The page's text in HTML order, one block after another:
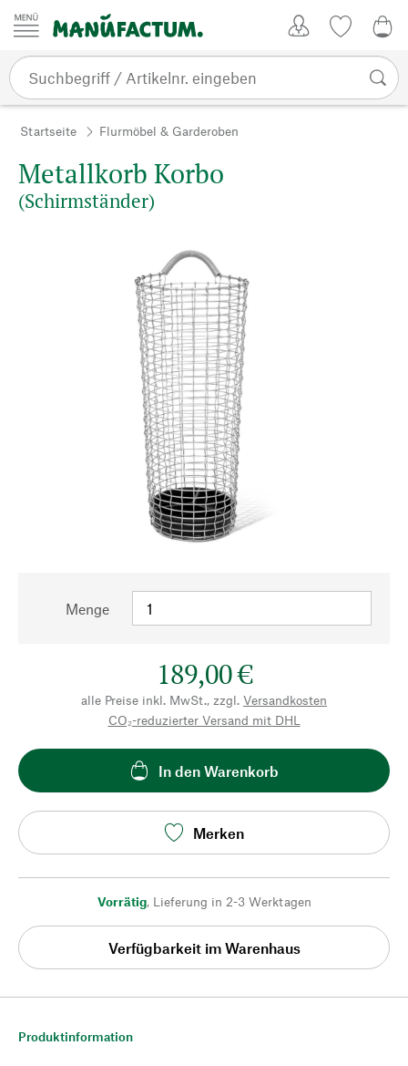
Zum Inhalt springen
Startseite Flurmöbel & Garderoben
Metallkorb Korbo
(Schirmständer)
Menge
189,00 €
alle Preise inkl. MwSt., zzgl. Versandkosten
CO₂-reduzierter Versand mit DHL
In den Warenkorb
Merken
Vorrätig, Lieferung in 2-3 Werktagen
Verfügbarkeit im Warenhaus
Produktinformation